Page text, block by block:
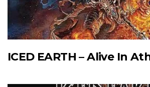
ICED EARTH – Alive In